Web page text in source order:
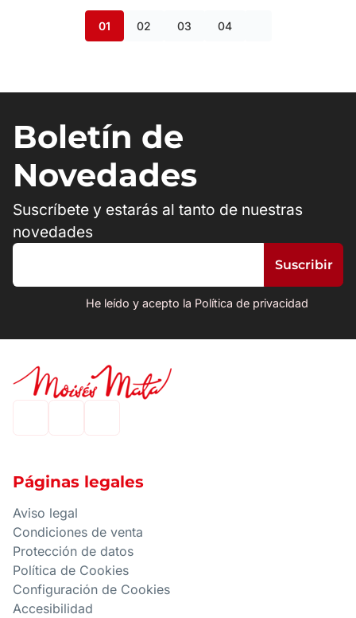
01 02 03 04
Boletín de
Novedades
Suscríbete y estarás al tanto de nuestras
novedades
He leído y acepto la Política de privacidad
Páginas legales
Aviso legal
Condiciones de venta
Protección de datos
Política de Cookies
Configuración de Cookies
Accesibilidad